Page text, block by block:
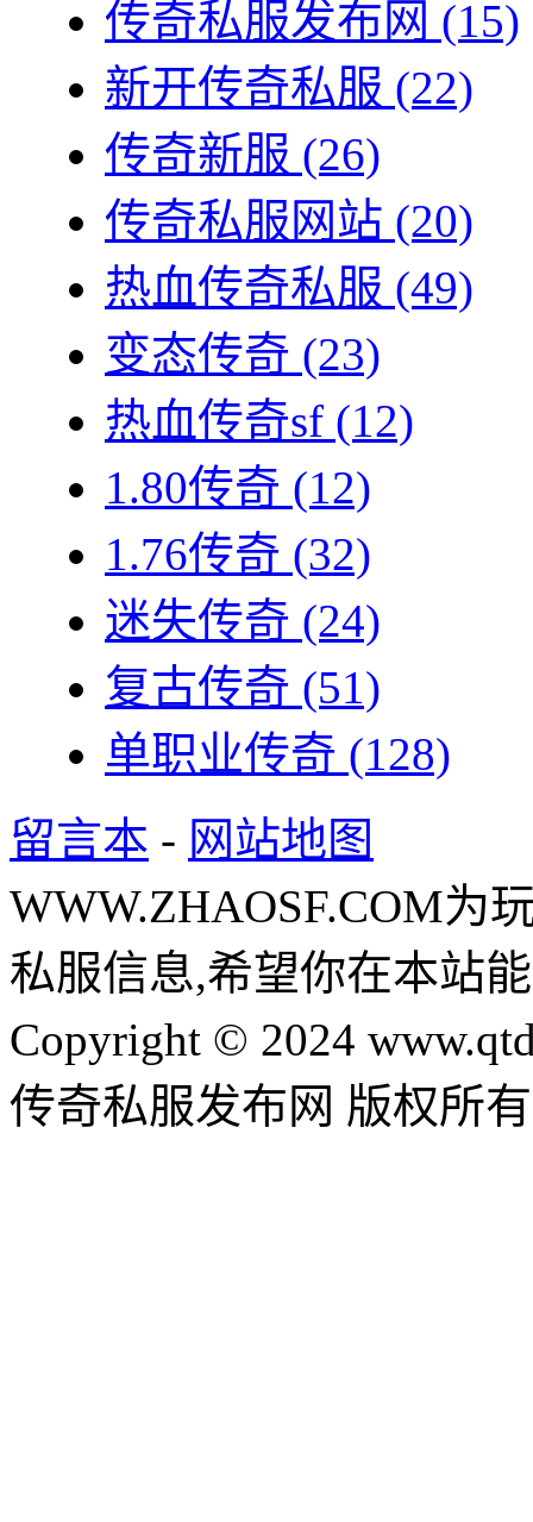
传奇私服发布网 (15)
新开传奇私服 (22)
传奇新服 (26)
传奇私服网站 (20)
热血传奇私服 (49)
变态传奇 (23)
热血传奇sf (12)
1.80传奇 (12)
1.76传奇 (32)
迷失传奇 (24)
复古传奇 (51)
单职业传奇 (128)
留言本 - 网站地图
WWW.ZHAOSF.COM为
私服信息,希望你在本站
Copyright © 2024
传奇私服发布网 版权所有